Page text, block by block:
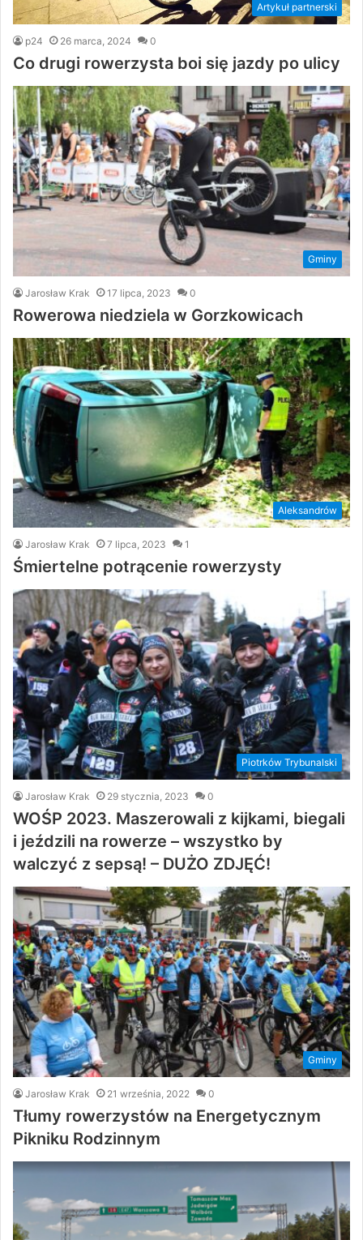
Artykuł partnerski
p24 26 marca, 2024 0
Co drugi rowerzysta boi się jazdy po ulicy
Gminy
Jarosław Krak 17 lipca, 2023 0
Rowerowa niedziela w Gorzkowicach
Aleksandrów
Jarosław Krak 7 lipca, 2023 1
Śmiertelne potrącenie rowerzysty
Piotrków Trybunalski
Jarosław Krak 29 stycznia, 2023 0
WOŚP 2023. Maszerowali z kijkami, biegali
i jeździli na rowerze – wszystko by
walczyć z sepsą! – DUŻO ZDJĘĆ!
Gminy
Jarosław Krak 21 września, 2022 0
Tłumy rowerzystów na Energetycznym
Pikniku Rodzinnym